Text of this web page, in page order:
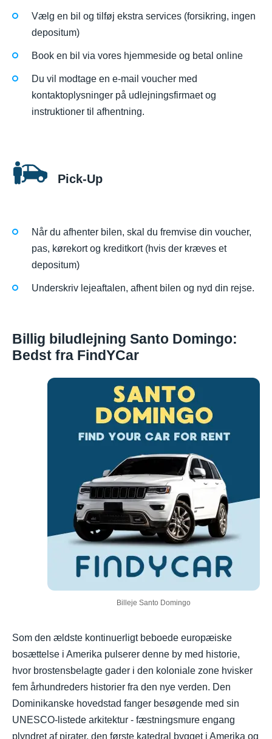
Vælg en bil og tilføj ekstra services (forsikring, ingen
depositum)
Book en bil via vores hjemmeside og betal online
Du vil modtage en e-mail voucher med
kontaktoplysninger på udlejningsfirmaet og
instruktioner til afhentning.
Pick-Up
Når du afhenter bilen, skal du fremvise din voucher,
pas, kørekort og kreditkort (hvis der kræves et
depositum)
Underskriv lejeaftalen, afhent bilen og nyd din rejse.
Billig biludlejning Santo Domingo:
Bedst fra FindYCar
Billeje Santo Domingo
Som den ældste kontinuerligt beboede europæiske
bosættelse i Amerika pulserer denne by med historie,
hvor brostensbelagte gader i den koloniale zone hvisker
fem århundreders historier fra den nye verden. Den
Dominikanske hovedstad fanger besøgende med sin
UNESCO-listede arkitektur - fæstningsmure engang
plyndret af pirater, den første katedral bygget i Amerika og